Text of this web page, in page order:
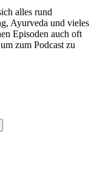
alles rund
Ayurveda und vieles
Episoden auch oft
zum Podcast zu